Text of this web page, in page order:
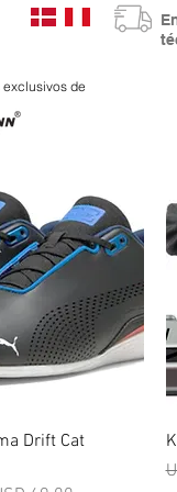
exclusivos de
rápida
Drift Cat